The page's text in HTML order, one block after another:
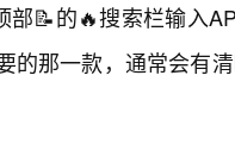
部📝的🔥搜索栏输入
的那一款，通常会有